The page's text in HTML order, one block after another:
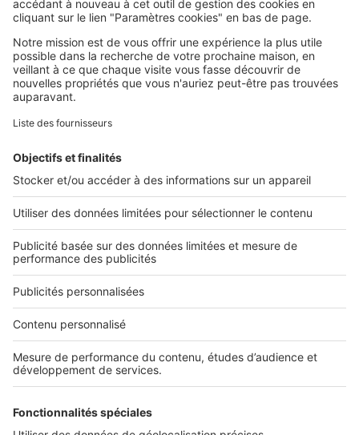
SeLoger c'est aussi
Retrouvez-nous sur ...
L'ENTREPRISE
Qui sommes-nous ?
Nous contacter
Nous recrutons
NOS APPLICATIONS
Découvrez nos applications
Tous nos services pro